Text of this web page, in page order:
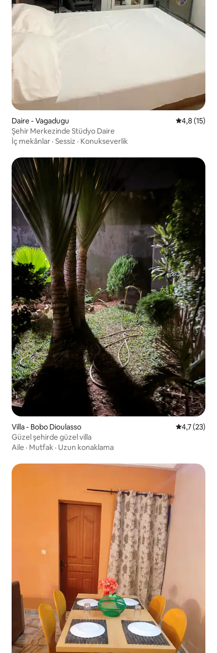
Daire - Vagadugu 54,8 (15)
Şehir Merkezinde Stüdyo Daire
İç mekânlar · Sessiz · Konukseverlik
Villa - Bobo Dioulasso 54,7 (23)
Güzel şehirde güzel villa
Aile · Mutfak · Uzun konaklama